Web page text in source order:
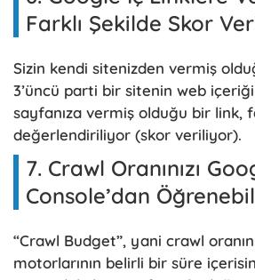
Farklı Şekilde Skor
Sizin kendi sitenizden vermiş
3’üncü parti bir sitenin web
sayfanıza vermiş olduğu bir link,
değerlendiriliyor (skor veriliyor).
7. Crawl Oranınızı
Console’dan
“Crawl Budget”, yani crawl
motorlarının belirli bir süre